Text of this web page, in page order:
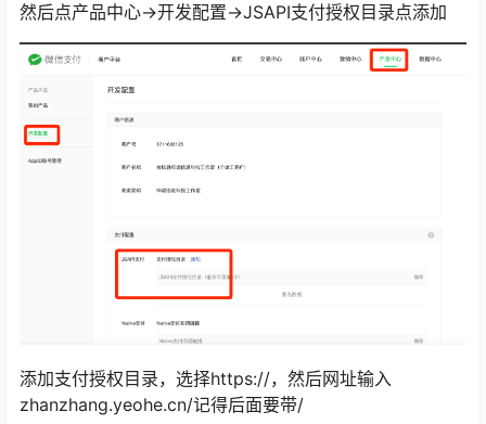
然后点产品中心→开发配置→JSAPI支付授权目录点添加
添加支付授权目录，选择https://，然后网址输入
zhanzhang.yeohe.cn/记得后面要带/